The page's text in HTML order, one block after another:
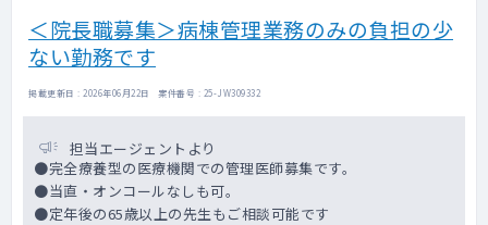
＜院長職募集＞病棟管理業務のみの負担の少
ない勤務です
掲載更新日 : 2026年06月22日 案件番号 : 25-JW309332
担当エージェントより
●完全療養型の医療機関での管理医師募集です。
●当直・オンコールなしも可。
●定年後の65歳以上の先生もご相談可能です